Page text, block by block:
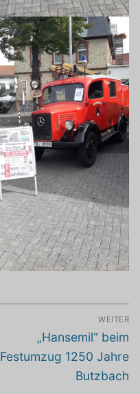
WEITER
Nächster
Beitrag:
„Hansemil“ beim
Festumzug 1250 Jahre
Butzbach